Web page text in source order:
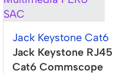
Jack Keystone Cat6
Jack Keystone RJ45
Cat6 Commscope